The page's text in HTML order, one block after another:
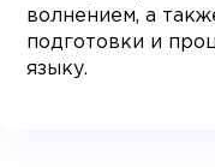
волнением, а
подготовки и
языку.